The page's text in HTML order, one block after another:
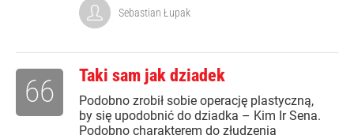
Sebastian Łupak
Taki sam jak dziadek
Podobno zrobił sobie operację plastyczną,
by się upodobnić do dziadka – Kim Ir Sena.
Podobno charakterem do złudzenia
66